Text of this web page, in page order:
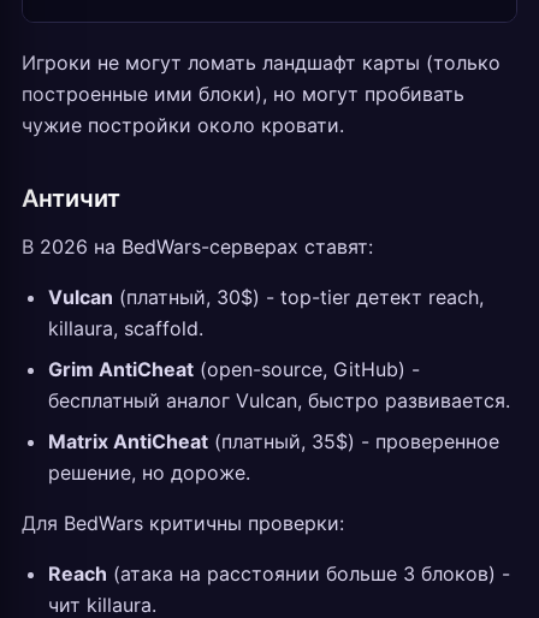
Игроки не могут ломать ландшафт карты (только
построенные ими блоки), но могут пробивать
чужие постройки около кровати.
Античит
В 2026 на BedWars-серверах ставят:
Vulcan (платный, 30$) - top-tier детект reach,
killaura, scaffold.
Grim AntiCheat (open-source, GitHub) -
бесплатный аналог Vulcan, быстро развивается.
Matrix AntiCheat (платный, 35$) - проверенное
решение, но дороже.
Для BedWars критичны проверки:
Reach (атака на расстоянии больше 3 блоков) -
чит killaura.